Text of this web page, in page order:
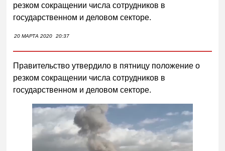
резком сокращении числа сотрудников в
государственном и деловом секторе.
20 МАРТА 2020 20:37
Правительство утвердило в пятницу положение о
резком сокращении числа сотрудников в
государственном и деловом секторе.